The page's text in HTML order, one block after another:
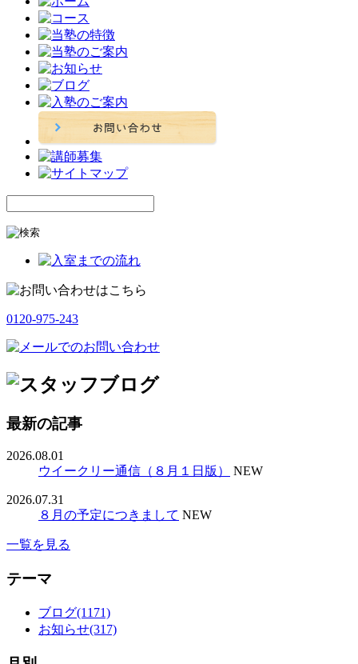
0120-975-243
最新の記事
2026.08.01
ウイークリー通信（８月１日版）
NEW
2026.07.31
８月の予定につきまして NEW
一覧を見る
テーマ
ブログ(1171)
お知らせ(317)